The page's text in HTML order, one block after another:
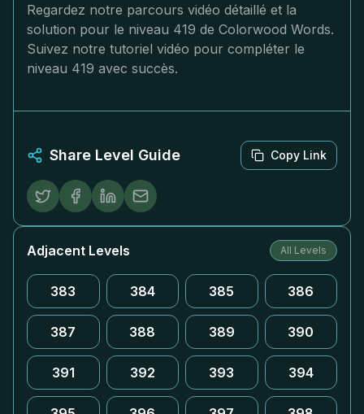
Regardez notre parcours vidéo détaillé et la
solution pour le niveau 419 de Colorwood Words.
Suivez notre tutoriel vidéo pour compléter le
niveau 419 avec succès.
Share Level Guide Copy Link
Adjacent Levels All Levels
383 384 385 386
387 388 389 390
391 392 393 394